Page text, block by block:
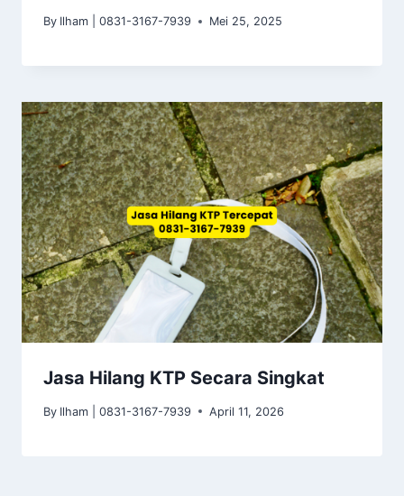
By Ilham | 0831-3167-7939 Mei 25, 2025
Jasa Hilang KTP Secara Singkat
By Ilham | 0831-3167-7939 April 11, 2026